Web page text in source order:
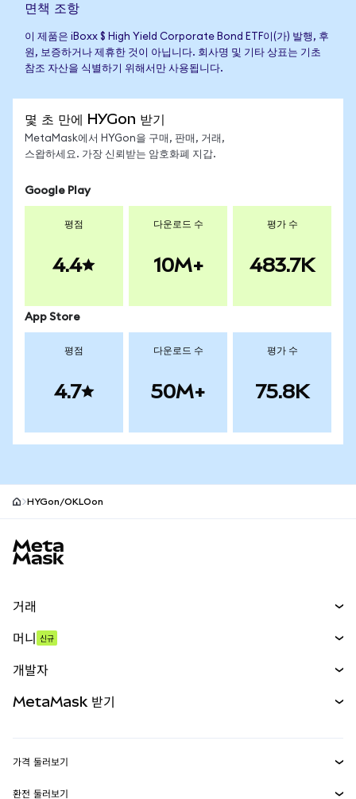
면책 조항
이 제품은 iBoxx $ High Yield Corporate Bond ETF이(가) 발행, 후
원, 보증하거나 제휴한 것이 아닙니다. 회사명 및 기타 상표는 기초
참조 자산을 식별하기 위해서만 사용됩니다.
몇 초 만에 HYGon 받기
MetaMask에서 HYGon을 구매, 판매, 거래,
스왑하세요. 가장 신뢰받는 암호화폐 지갑.
Google Play
평점
4.4
다운로드 수
10M+
평가 수
483.7K
App Store
평점
4.7
다운로드 수
50M+
평가 수
75.8K
HYGon/OKLOon
거래
무기한 선물
실물자산
머니 신규
개발자
MetaMask 받기
가격 둘러보기
환전 둘러보기